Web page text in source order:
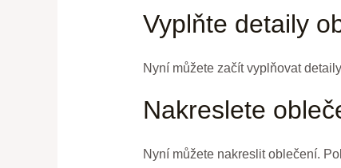
Vyplňte detaily
Nyní můžete začít vyplňovat
Nakreslete
Nyní můžete nakreslit oblečení.